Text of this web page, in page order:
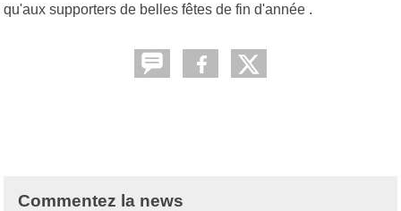
qu'aux supporters de belles fêtes de fin d'année .
Commentez la news